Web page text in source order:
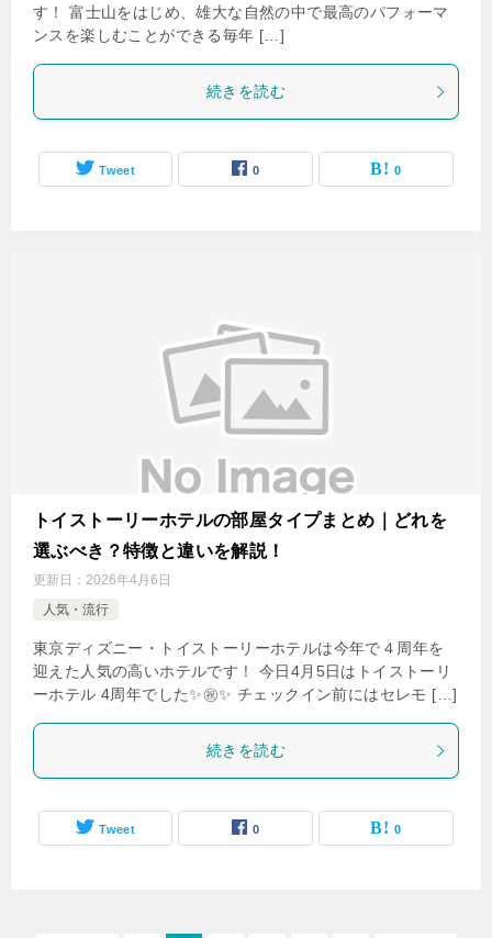
す！ 富士山をはじめ、雄大な自然の中で最高のパフォーマ
ンスを楽しむことができる毎年 […]
続きを読む
Tweet 0 0
トイストーリーホテルの部屋タイプまとめ｜どれを
選ぶべき？特徴と違いを解説！
更新日： 2026年4月6日
人気・流行
東京ディズニー・トイストーリーホテルは今年で４周年を
迎えた人気の高いホテルです！ 今日4月5日はトイストーリ
ーホテル 4周年でした✨㊗️✨ チェックイン前にはセレモ […]
続きを読む
Tweet 0 0